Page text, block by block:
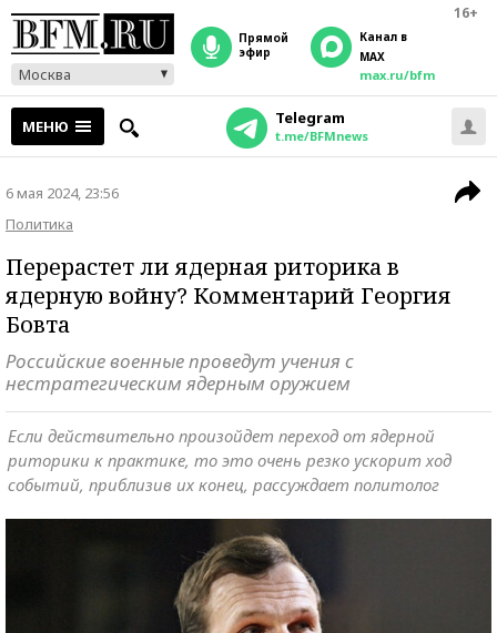
16+
Москва
прямой
эфир
Канал в
MAX
max.ru/bfm
МЕНЮ Telegram
t.me/BFMnews
6 мая 2024, 23:56
Политика
Перерастет ли ядерная риторика в
ядерную войну? Комментарий Георгия
Бовта
Российские военные проведут учения с
нестратегическим ядерным оружием
Если действительно произойдет переход от ядерной
риторики к практике, то это очень резко ускорит ход
событий, приблизив их конец, рассуждает политолог